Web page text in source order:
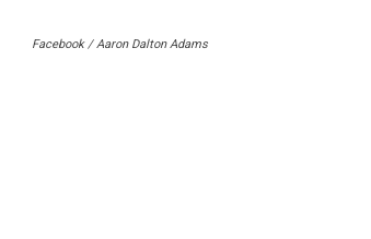
Facebook / Aaron Dalton Adams